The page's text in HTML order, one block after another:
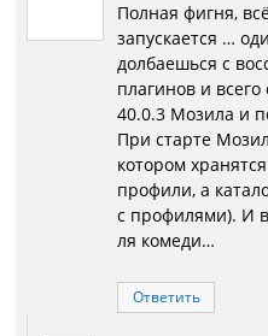
Полная фигня,
запускается …
долбаешься с
плагинов и
40.0.3 Мозила и
При старте
котором
профили, а
с профилями). И
ля комеди…
Ответить